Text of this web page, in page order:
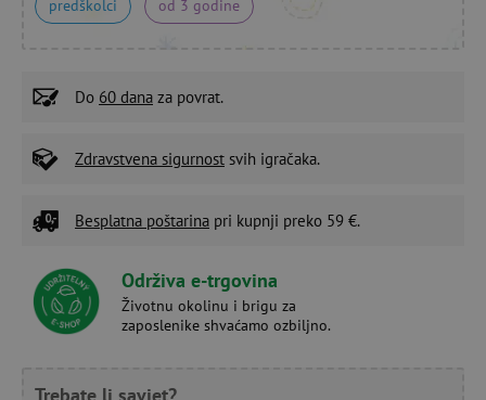
predškolci od 3 godine
Do 60 dana za povrat.
Zdravstvena sigurnost svih igračaka.
Besplatna poštarina pri kupnji preko 59 €.
Održiva e-trgovina
Životnu okolinu i brigu za
zaposlenike shvaćamo ozbiljno.
Trebate li savjet?